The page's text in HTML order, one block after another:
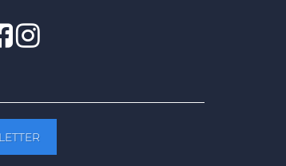
Facebook
Twitter